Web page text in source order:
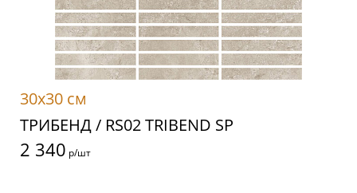
30x30 см
ТРИБЕНД / RS02 TRIBEND SP
2 340 р/шт